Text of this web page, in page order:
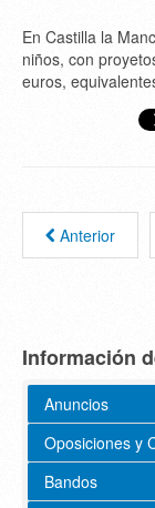
En Castilla la
niños, con
euros,
Anterior
Información
Anuncios
Oposiciones y
Bandos